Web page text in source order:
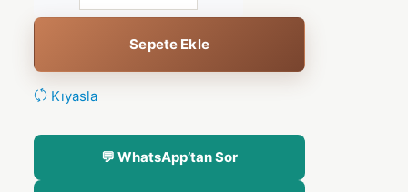
Sepete Ekle
Kıyasla
💬 WhatsApp’tan Sor